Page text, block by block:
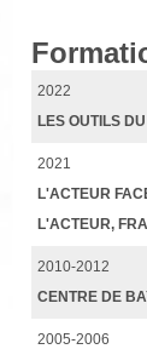
2022
LES OUTILS
2021
L'ACTEUR
L'ACTEUR,
2010-2012
CENTRE DE
2005-2006